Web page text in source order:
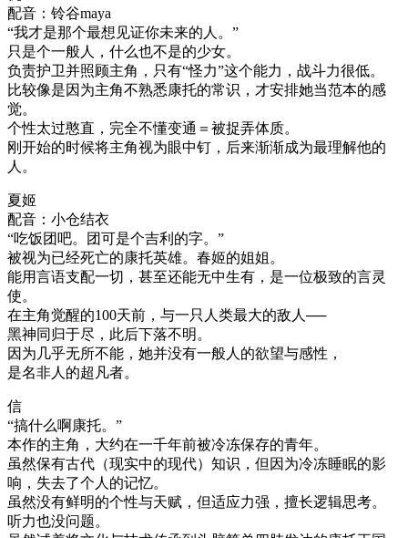
配音：铃谷maya
“我才是那个最想见证你未来的人。”
只是个一般人，什么也不是的少女。
负责护卫并照顾主角，只有“怪力”这个能力，战斗力很低。
比较像是因为主角不熟悉康托的常识，才安排她当范本的感
觉。
个性太过憨直，完全不懂变通＝被捉弄体质。
刚开始的时候将主角视为眼中钉，后来渐渐成为最理解他的
人。
夏姬
配音：小仓结衣
“吃饭团吧。团可是个吉利的字。”
被视为已经死亡的康托英雄。春姬的姐姐。
能用言语支配一切，甚至还能无中生有，是一位极致的言灵
使。
在主角觉醒的100天前，与一只人类最大的敌人──
黑神同归于尽，此后下落不明。
因为几乎无所不能，她并没有一般人的欲望与感性，
是名非人的超凡者。
信
“搞什么啊康托。”
本作的主角，大约在一千年前被冷冻保存的青年。
虽然保有古代（现实中的现代）知识，但因为冷冻睡眠的影
响，失去了个人的记忆。
虽然没有鲜明的个性与天赋，但适应力强，擅长逻辑思考。
听力也没问题。